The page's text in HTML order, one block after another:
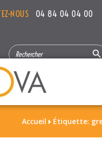
NOUS 04 84 04 04 00
SEARCH
FOR:
Search Button
Accueil  Étiquette: